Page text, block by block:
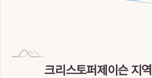
크리스토퍼제이슨 지